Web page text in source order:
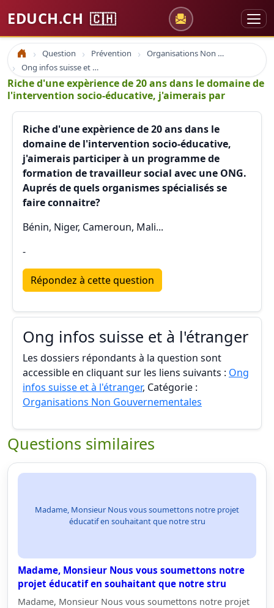
EDUCH.CH 🇨🇭
Accueil Question Prévention
Organisations Non Gouvernementales
Ong infos suisse et à l'étranger
Riche d'une expèrience de 20 ans dans le domaine de
l'intervention socio-éducative, j'aimerais par
Riche d'une expèrience de 20 ans dans le
domaine de l'intervention socio-éducative,
j'aimerais participer à un programme de
formation de travailleur social avec une ONG.
Auprés de quels organismes spécialisés se
faire connaitre?
Bénin, Niger, Cameroun, Mali...
-
Répondez à cette question
Ong infos suisse et à l'étranger
Les dossiers répondants à la question sont
accessible en cliquant sur les liens suivants : Ong
infos suisse et à l'étranger, Catégorie :
Organisations Non Gouvernementales
Questions similaires
Madame, Monsieur Nous vous soumettons notre projet
éducatif en souhaitant que notre stru
Madame, Monsieur Nous vous soumettons notre
projet éducatif en souhaitant que notre stru
Madame, Monsieur Nous vous soumettons notre projet